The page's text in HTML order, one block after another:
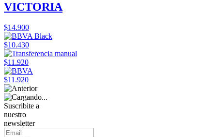
VICTORIA
$14.900
$10.430
$11.920
$11.920
Suscribite a
nuestro
newsletter